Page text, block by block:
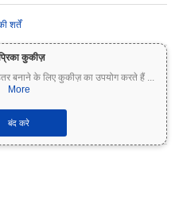
कुकीज़
बनाने के लिए कुकीज़ का उपयोग करते हैं ...
More
बंद करे
शर्तें
महत्वपूर्ण जोखिम शामिल है। आप अपने निवेश का
जानकारी केवल सूचनात्मक उद्देश्यों के लिए प्रदान
लेने से पहले हमेशा अपना स्वयं का शोध
करें। Coinpaprika इस जानकारी के उपयोग से होने